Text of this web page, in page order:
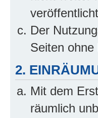
Der
Seiten
2.
Mit dem
räumlich